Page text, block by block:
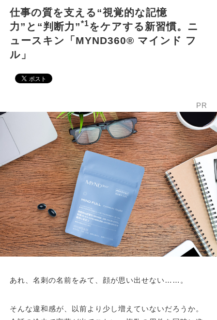
仕事の質を支える“視覚的な記憶
力”と“判断力”*1をケアする新習慣。ニ
ュースキン「MYND360® マインド フ
ル」
PR
あれ、名刺の名前をみて、顔が思い出せない……。
そんな違和感が、以前より少し増えていないだろうか。